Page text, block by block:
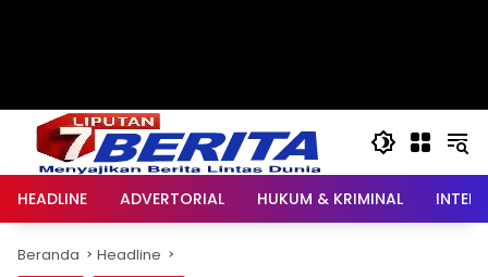
HEADLINE ADVERTORIAL HUKUM & KRIMINAL
Beranda Headline